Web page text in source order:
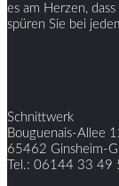
es am Herzen,
spüren Sie bei
Schnittwerk
Bouguenais-Allee
65462 Ginsheim-
Tel.: 06144 33 49